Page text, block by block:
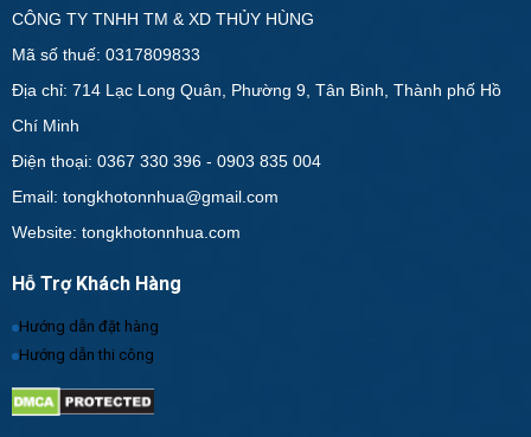
CÔNG TY TNHH TM & XD THỦY HÙNG
Mã số thuế: 0317809833
Địa chỉ: 714 Lạc Long Quân, Phường 9, Tân Bình, Thành phố Hồ
Chí Minh
Điện thoại: 0367 330 396 - 0903 835 004
Email: tongkhotonnhua@gmail.com
Website: tongkhotonnhua.com
Hỗ Trợ Khách Hàng
Hướng dẫn đặt hàng
Hướng dẫn thi công